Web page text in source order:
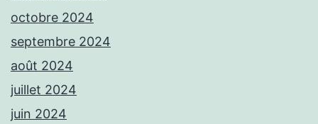
octobre 2024
septembre 2024
août 2024
juillet 2024
juin 2024